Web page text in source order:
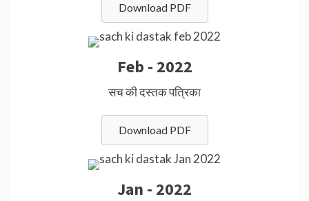
Download PDF
Feb - 2022
सच की दस्तक पत्रिका
Download PDF
Jan - 2022